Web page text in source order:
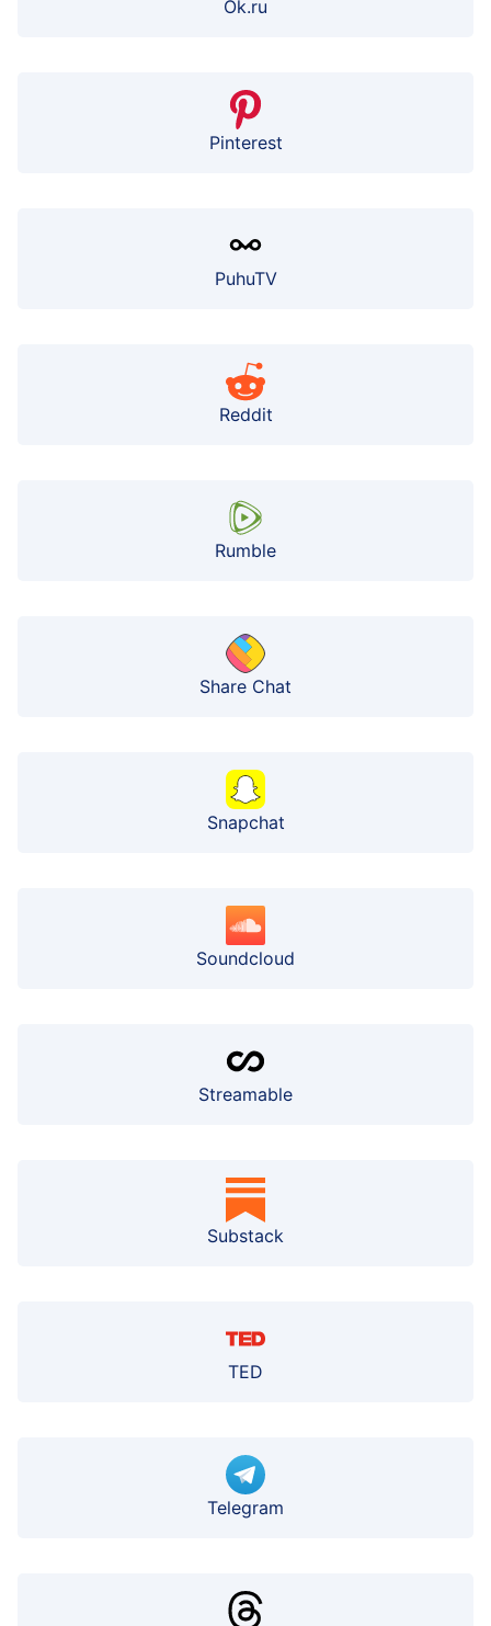
Ok.ru
Pinterest
PuhuTV
Reddit
Rumble
Share Chat
Snapchat
Soundcloud
Streamable
Substack
TED
Telegram